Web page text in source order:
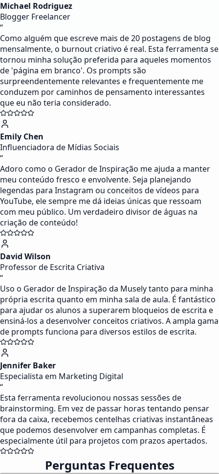
Michael Rodriguez
Blogger Freelancer
“
Como alguém que escreve mais de 20 postagens de blog
mensalmente, o burnout criativo é real. Esta ferramenta se
tornou minha solução preferida para aqueles momentos
de 'página em branco'. Os prompts são
surpreendentemente relevantes e frequentemente me
conduzem por caminhos de pensamento interessantes
que eu não teria considerado.
Emily Chen
Influenciadora de Mídias Sociais
“
Adoro como o Gerador de Inspiração me ajuda a manter
meu conteúdo fresco e envolvente. Seja planejando
legendas para Instagram ou conceitos de vídeos para
YouTube, ele sempre me dá ideias únicas que ressoam
com meu público. Um verdadeiro divisor de águas na
criação de conteúdo!
David Wilson
Professor de Escrita Criativa
“
Uso o Gerador de Inspiração da Musely tanto para minha
própria escrita quanto em minha sala de aula. É fantástico
para ajudar os alunos a superarem bloqueios de escrita e
ensiná-los a desenvolver conceitos criativos. A ampla gama
de prompts funciona para diversos estilos de escrita.
Jennifer Baker
Especialista em Marketing Digital
“
Esta ferramenta revolucionou nossas sessões de
brainstorming. Em vez de passar horas tentando pensar
fora da caixa, recebemos centelhas criativas instantâneas
que podemos desenvolver em campanhas completas. É
especialmente útil para projetos com prazos apertados.
Perguntas Frequentes